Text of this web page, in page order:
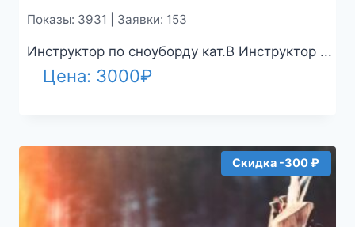
Показы: 3931 | Заявки: 153
Инструктор по сноуборду кат.B Инструктор ...
Цена: 3000₽
Скидка -300 ₽